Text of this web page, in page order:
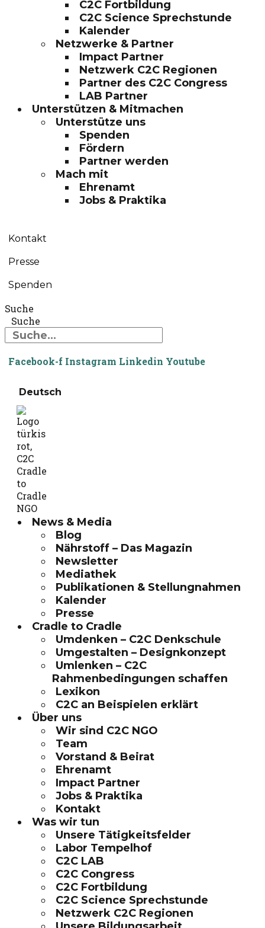
C2C Fortbildung
C2C Science Sprechstunde
Kalender
Netzwerke & Partner
Impact Partner
Netzwerk C2C Regionen
Partner des C2C Congress
LAB Partner
Unterstützen & Mitmachen
Unterstütze uns
Spenden
Fördern
Partner werden
Mach mit
Ehrenamt
Jobs & Praktika
Kontakt
Presse
Spenden
Suche
Suche
Facebook-f Instagram Linkedin Youtube
Deutsch
News & Media
Blog
Nährstoff – Das Magazin
Newsletter
Mediathek
Publikationen & Stellungnahmen
Kalender
Presse
Cradle to Cradle
Umdenken – C2C Denkschule
Umgestalten – Designkonzept
Umlenken – C2C
Rahmenbedingungen schaffen
Lexikon
C2C an Beispielen erklärt
Über uns
Wir sind C2C NGO
Team
Vorstand & Beirat
Ehrenamt
Impact Partner
Jobs & Praktika
Kontakt
Was wir tun
Unsere Tätigkeitsfelder
Labor Tempelhof
C2C LAB
C2C Congress
C2C Fortbildung
C2C Science Sprechstunde
Netzwerk C2C Regionen